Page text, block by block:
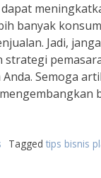
banyak
Jadi,
strategi
Semoga
Tagged tips bisnis